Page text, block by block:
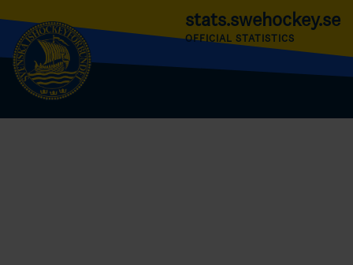
stats.swehockey.se
OFFICIAL STATISTICS